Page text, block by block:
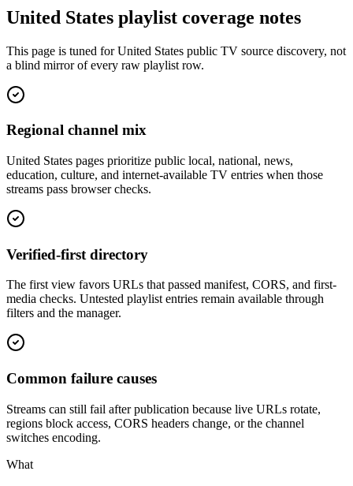
United States playlist coverage notes
This page is tuned for United States public TV source discovery, not
a blind mirror of every raw playlist row.
Regional channel mix
United States pages prioritize public local, national, news,
education, culture, and internet-available TV entries when those
streams pass browser checks.
Verified-first directory
The first view favors URLs that passed manifest, CORS, and first-
media checks. Untested playlist entries remain available through
filters and the manager.
Common failure causes
Streams can still fail after publication because live URLs rotate,
regions block access, CORS headers change, or the channel
switches encoding.
What